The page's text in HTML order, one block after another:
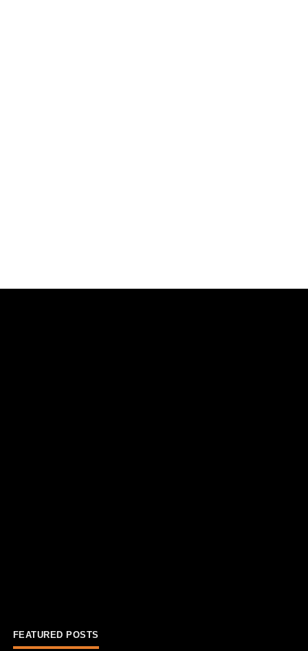
FEATURED POSTS